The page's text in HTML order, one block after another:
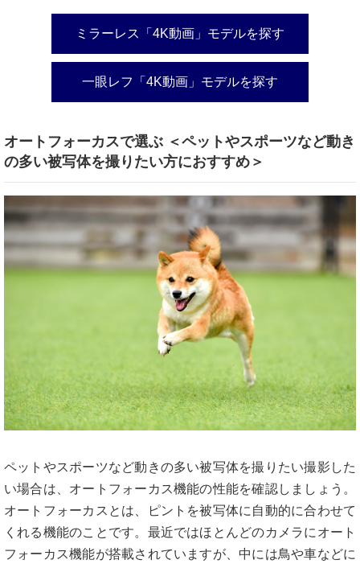
ミラーレス「4K動画」モデルを探す
一眼レフ「4K動画」モデルを探す
オートフォーカスで選ぶ ＜ペットやスポーツなど動き
の多い被写体を撮りたい方におすすめ＞
ペットやスポーツなど動きの多い被写体を撮りたい撮影した
い場合は、オートフォーカス機能の性能を確認しましょう。
オートフォーカスとは、ピントを被写体に自動的に合わせて
くれる機能のことです。最近ではほとんどのカメラにオート
フォーカス機能が搭載されていますが、中には鳥や車などに